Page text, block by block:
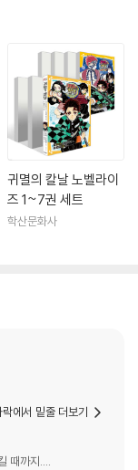
귀멸의 칼날 노벨라이
즈 1~7권 세트
학산문화사
때까지....
락에서 밑줄 더보기